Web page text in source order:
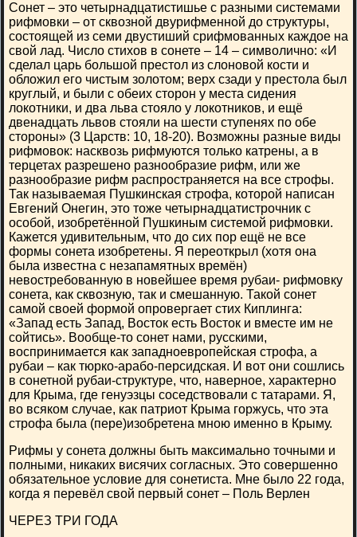
Сонет – это четырнадцатистишье с разными системами
рифмовки – от сквозной двурифменной до структуры,
состоящей из семи двустиший срифмованных каждое на
свой лад. Число стихов в сонете – 14 – символично: «И
сделал царь большой престол из слоновой кости и
обложил его чистым золотом; верх сзади у престола был
круглый, и были с обеих сторон у места сидения
локотники, и два льва стояло у локотников, и ещё
двенадцать львов стояли на шести ступенях по обе
стороны» (3 Царств: 10, 18-20). Возможны разные виды
рифмовок: насквозь рифмуются только катрены, а в
терцетах разрешено разнообразие рифм, или же
разнообразие рифм распространяется на все строфы.
Так называемая Пушкинская строфа, которой написан
Евгений Онегин, это тоже четырнадцатистрочник с
особой, изобретённой Пушкиным системой рифмовки.
Кажется удивительным, что до сих пор ещё не все
формы сонета изобретены. Я переоткрыл (хотя она
была известна с незапамятных времён)
невостребованную в новейшее время рубаи- рифмовку
сонета, как сквозную, так и смешанную. Такой сонет
самой своей формой опровергает стих Киплинга:
«Запад есть Запад, Восток есть Восток и вместе им не
сойтись». Вообще-то сонет нами, русскими,
воспринимается как западноевропейская строфа, а
рубаи – как тюрко-арабо-персидская. И вот они сошлись
в сонетной рубаи-структуре, что, наверное, характерно
для Крыма, где генуэзцы соседствовали с татарами. Я,
во всяком случае, как патриот Крыма горжусь, что эта
строфа была (пере)изобретена мною именно в Крыму.
Рифмы у сонета должны быть максимально точными и
полными, никаких висячих согласных. Это совершенно
обязательное условие для сонетиста. Мне было 22 года,
когда я перевёл свой первый сонет – Поль Верлен
ЧЕРЕЗ ТРИ ГОДА